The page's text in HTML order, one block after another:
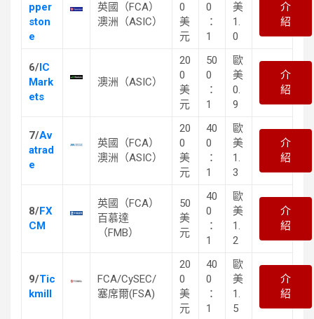
pper
ston
e
英國（FCA）
澳洲（ASIC）
0
美
元
0
：
1
美
1.
0
介
紹
6/IC
Mark
ets
澳洲（ASIC）
20
0
美
元
50
0
：
1
歐
美
0.
9
介
紹
7/Av
atrad
e
英國（FCA）
澳洲（ASIC）
20
0
美
元
40
0
：
1
歐
美
1.
3
介
紹
8/FX
CM
英國（FCA）
百慕達
（FMB）
50
美
元
40
0
：
1
歐
美
1.
2
介
紹
9/Tic
kmill
FCA/CySEC/
塞席爾(FSA)
20
0
美
元
40
0
：
1
歐
美
1.
5
介
紹